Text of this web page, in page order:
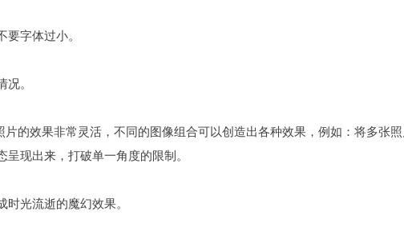
字体过小。
。
的效果非常灵活，不同的图像组合可以创造出各种效果，例如：将多张
现出来，打破单一角度的限制。
光流逝的魔幻效果。